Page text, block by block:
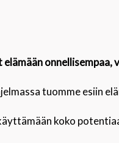
onnellisempaa,
tuomme esiin
koko